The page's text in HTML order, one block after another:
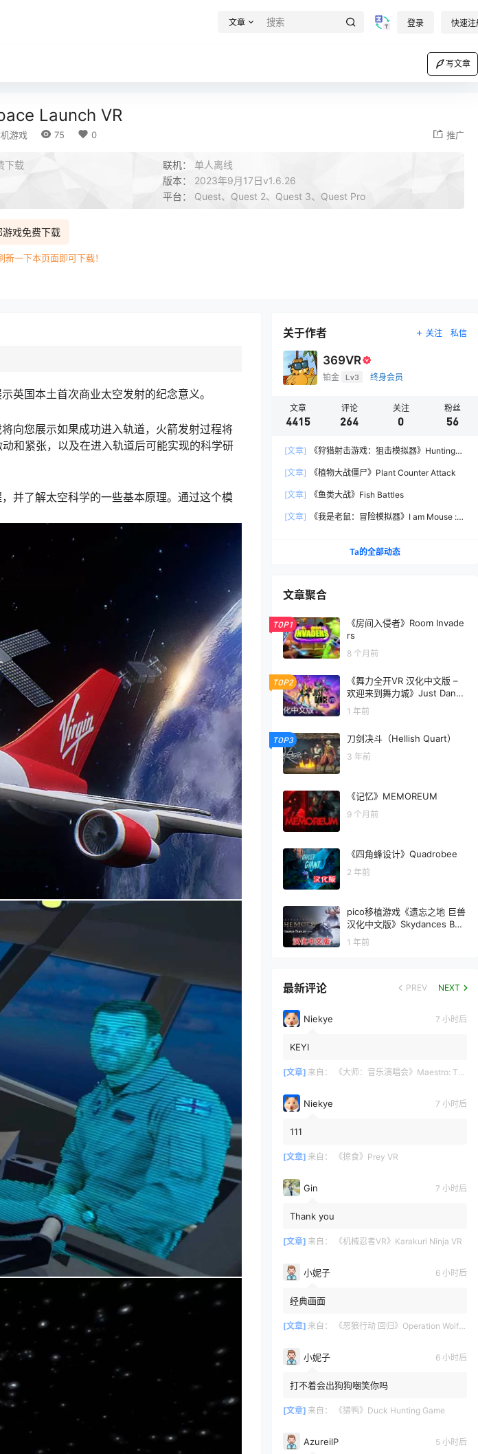
文章 登录 快速注
写文章
Launch VR
游戏 75 0 推广
下载 联机： 单人离线
版本： 2023年9月17日v1.6.26
平台： Quest、Quest 2、Quest 3、Quest Pro
戏免费下载
一下本页面即可下载！
英国本土首次商业太空发射的纪念意义。
向您展示如果成功进入轨道，火箭发射过程将
和紧张，以及在进入轨道后可能实现的科学研
并了解太空科学的一些基本原理。通过这个模
关于作者 关注 私信
369VR
铂金 Lv3 终身会员
文章
4415
评论
264
关注
0
粉丝
56
[文章]
《狩猎射击游戏：狙击模拟器》Hunting
[文章]
《植物大战僵尸》Plant Counter Attack
[文章] 《鱼类大战》Fish Battles
[文章]
《我是老鼠：冒险模拟器》I am Mouse :
Ta的全部动态
文章聚合
TOP1
《房间入侵者》Room Invade
rs
8 个月前
TOP2
《舞力全开VR 汉化中文版 –
欢迎来到舞力城》Just Dance
VR – Welcome to Dancity
1 年前
TOP3 刀剑决斗（Hellish Quart）
3 年前
《记忆》MEMOREUM
9 个月前
《四角蜂设计》Quadrobee
2 年前
pico移植游戏《遗忘之地 巨兽
汉化中文版》Skydances BEH
EMOTH
1 年前
最新评论 PREV NEXT
Niekye 7 小时后
KEYI
[文章] 来自： 《大师：音乐演唱会》Maestro: The Masterclass
Niekye 7 小时后
111
[文章] 来自： 《掠食》Prey VR
Gin 7 小时后
Thank you
[文章] 来自： 《机械忍者VR》Karakuri Ninja VR
小妮子 6 小时后
经典画面
[文章] 来自： 《恶狼行动 回归》Operation Wolf Returns: First Mission VR
小妮子 6 小时后
打不着会出狗狗嘲笑你吗
[文章] 来自： 《猎鸭》Duck Hunting Game
AzureilP 5 小时后